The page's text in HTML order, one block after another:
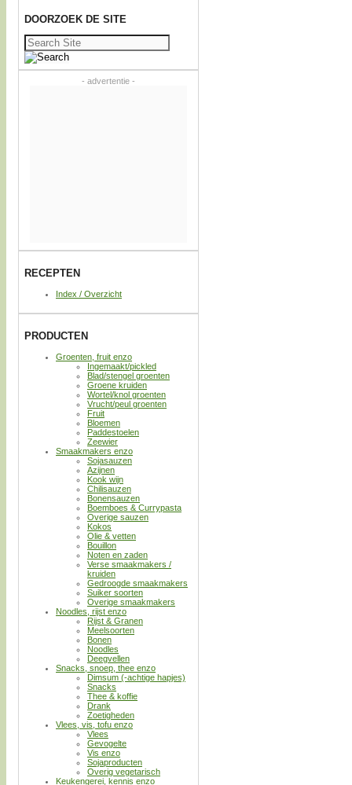
DOORZOEK DE SITE
Zoeken
naar:
- advertentie -
RECEPTEN
Index / Overzicht
PRODUCTEN
Groenten, fruit enzo
Ingemaakt/pickled
Blad/stengel groenten
Groene kruiden
Wortel/knol groenten
Vrucht/peul groenten
Fruit
Bloemen
Paddestoelen
Zeewier
Smaakmakers enzo
Sojasauzen
Azijnen
Kook wijn
Chilisauzen
Bonensauzen
Boemboes & Currypasta
Overige sauzen
Kokos
Olie & vetten
Bouillon
Noten en zaden
Verse smaakmakers /
kruiden
Gedroogde smaakmakers
Suiker soorten
Overige smaakmakers
Noodles, rijst enzo
Rijst & Granen
Meelsoorten
Bonen
Noodles
Deegvellen
Snacks, snoep, thee enzo
Dimsum (-achtige hapjes)
Snacks
Thee & koffie
Drank
Zoetigheden
Vlees, vis, tofu enzo
Vlees
Gevogelte
Vis enzo
Sojaproducten
Overig vegetarisch
Keukengerei, kennis enzo